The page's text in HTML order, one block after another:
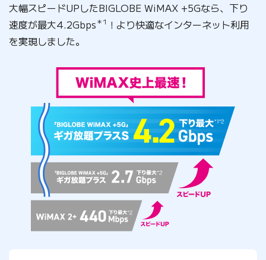
大幅スピードUPしたBIGLOBE WiMAX +5Gなら、下り
速度が最大4.2Gbps＊1 ！ より快適なインターネット利用
を実現しました。